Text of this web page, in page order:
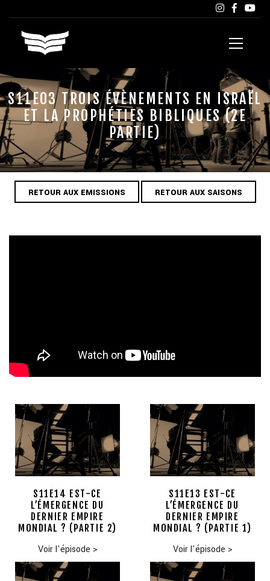
S11E03 TROIS ÉVÈNEMENTS EN ISRAËL
ET LA PROPHÉTIES BIBLIQUES (2E
PARTIE)
RETOUR AUX EMISSIONS RETOUR AUX SAISONS
S11E14 EST-CE
L’ÉMERGENCE DU
DERNIER EMPIRE
MONDIAL ? (PARTIE 2)
Voir l'épisode >
S11E13 EST-CE
L’ÉMERGENCE DU
DERNIER EMPIRE
MONDIAL ? (PARTIE 1)
Voir l'épisode >